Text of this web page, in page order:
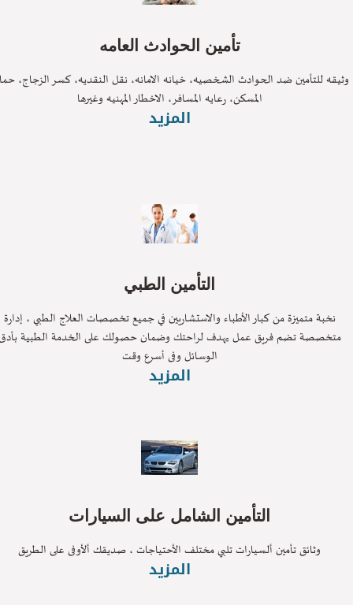
تأمين الحوادث العامه
للتأمين ضد الحوادث الشخصيه، خيانه الامانه، نقل النقديه، كسر الزجاج، حمايه
المسكن، رعايه المسافر، الاخطار المهنيه وغيرها
المزيد
التأمين الطبي
نخبة متميزة من كبار الأطباء والاستشاريين في جميع تخصصات العلاج الطبي ، إدارة
تضم فريق عمل يهدف لراحتك وضمان حصولك على الخدمة الطبية بأدق
الوسائل وفى أسرع وقت
المزيد
التأمين الشامل على السيارات
وثائق تأمين ألسيارات تلبي مختلف الأحتياجات ، صديقك ألأوفى على الطريق
المزيد